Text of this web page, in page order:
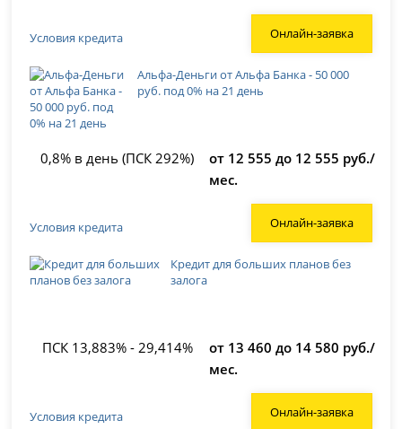
Условия кредита Онлайн-заявка
Альфа-Деньги от Альфа Банка - 50 000
руб. под 0% на 21 день
0,8% в день (ПСК 292%)
от 12 555 до 12 555 руб./
мес.
Условия кредита Онлайн-заявка
Кредит для больших планов без
залога
ПСК 13,883% - 29,414%
от 13 460 до 14 580 руб./
мес.
Условия кредита Онлайн-заявка